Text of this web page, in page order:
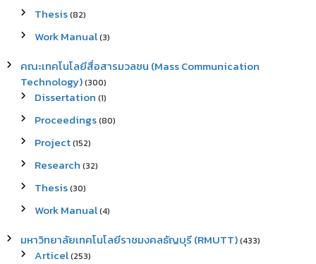
Thesis(82)
Work Manual(3)
คณะเทคโนโลยีสื่อสารมวลชน (Mass Communication
Technology)(300)
Dissertation (1)
Proceedings(80)
Project(152)
Research (32)
Thesis(30)
Work Manual(4)
มหาวิทยาลัยเทคโนโลยีราชมงคลธัญบุรี (RMUTT)(433)
Articel(253)